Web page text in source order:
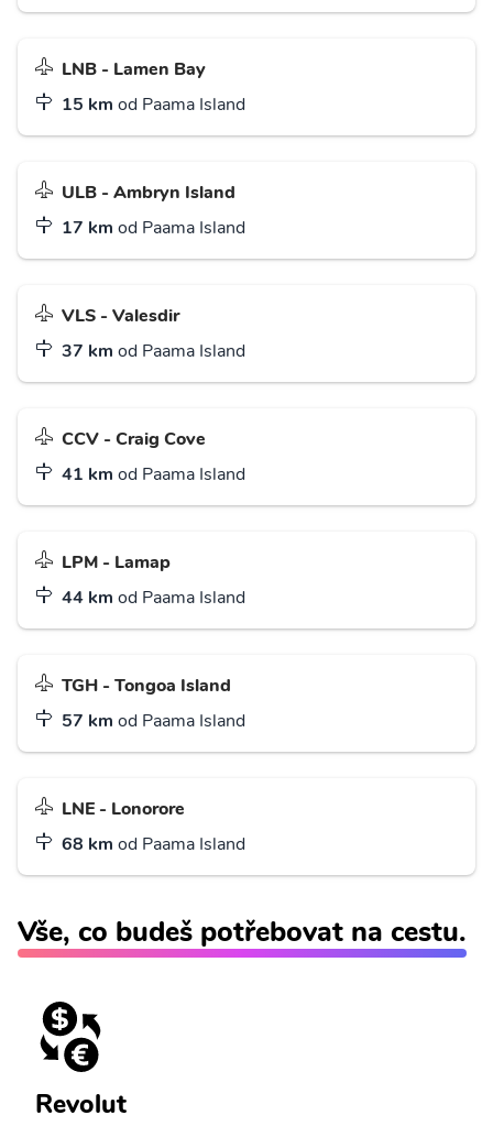
LNB - Lamen Bay
15 km od Paama Island
ULB - Ambryn Island
17 km od Paama Island
VLS - Valesdir
37 km od Paama Island
CCV - Craig Cove
41 km od Paama Island
LPM - Lamap
44 km od Paama Island
TGH - Tongoa Island
57 km od Paama Island
LNE - Lonorore
68 km od Paama Island
Vše, co budeš potřebovat na cestu.
Revolut